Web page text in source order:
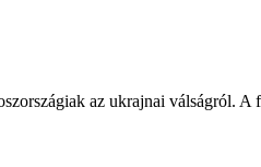
az ukrajnai válságról. A